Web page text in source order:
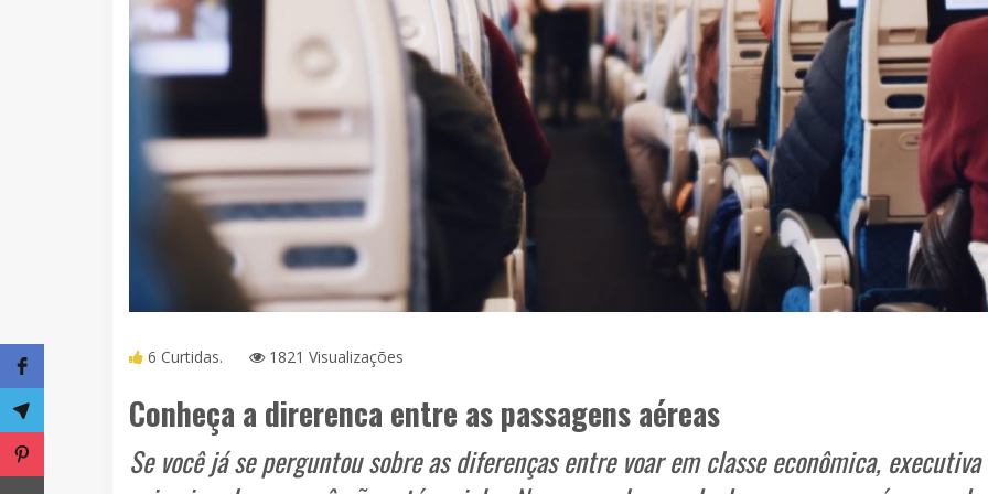
6 Curtidas. 1821 Visualizações
Conheça a direrenca entre as passagens aéreas
Se você já se perguntou sobre as diferenças entre voar em classe econômica, executiva